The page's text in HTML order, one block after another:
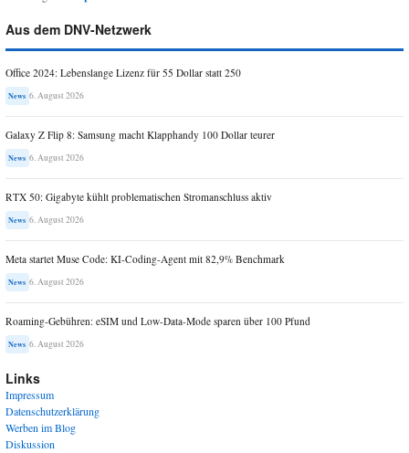
Aus dem DNV-Netzwerk
Office 2024: Lebenslange Lizenz für 55 Dollar statt 250
News 6. August 2026
Galaxy Z Flip 8: Samsung macht Klapphandy 100 Dollar teurer
News 6. August 2026
RTX 50: Gigabyte kühlt problematischen Stromanschluss aktiv
News 6. August 2026
Meta startet Muse Code: KI-Coding-Agent mit 82,9% Benchmark
News 6. August 2026
Roaming-Gebühren: eSIM und Low-Data-Mode sparen über 100 Pfund
News 6. August 2026
Links
Impressum
Datenschutzerklärung
Werben im Blog
Diskussion